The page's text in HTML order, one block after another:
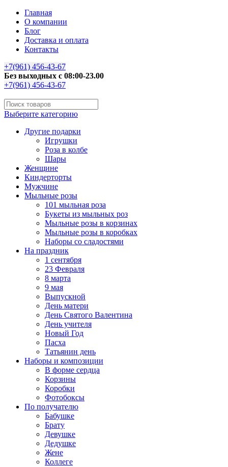
Главная
О компании
Блог
Доставка и оплата
Контакты
+7(961) 456-43-67
Без выходных с 08:00-23.00
+7(961) 456-43-67
Выберите категорию
Другие подарки
Игрушки
Роза в колбе
Шары
Женщине
Киндерторты
Мужчине
Мыльные розы
101 мыльная роза
Букеты из мыльных роз
Мыльные розы в корзинах
Мыльные розы в коробках
Наборы со сладостями
На праздник
1 сентября
23 Февраля
8 марта
9 мая
Выпускной
День матери
День Святого Валентина
День учителя
Новый Год
Пасха
Татьянин день
Наборы и композиции
В форме сердца
Корзины
Коробки
Фотобоксы
По получателю
Бабушке
Брату
Девушке
Дедушке
Жене
Коллеге